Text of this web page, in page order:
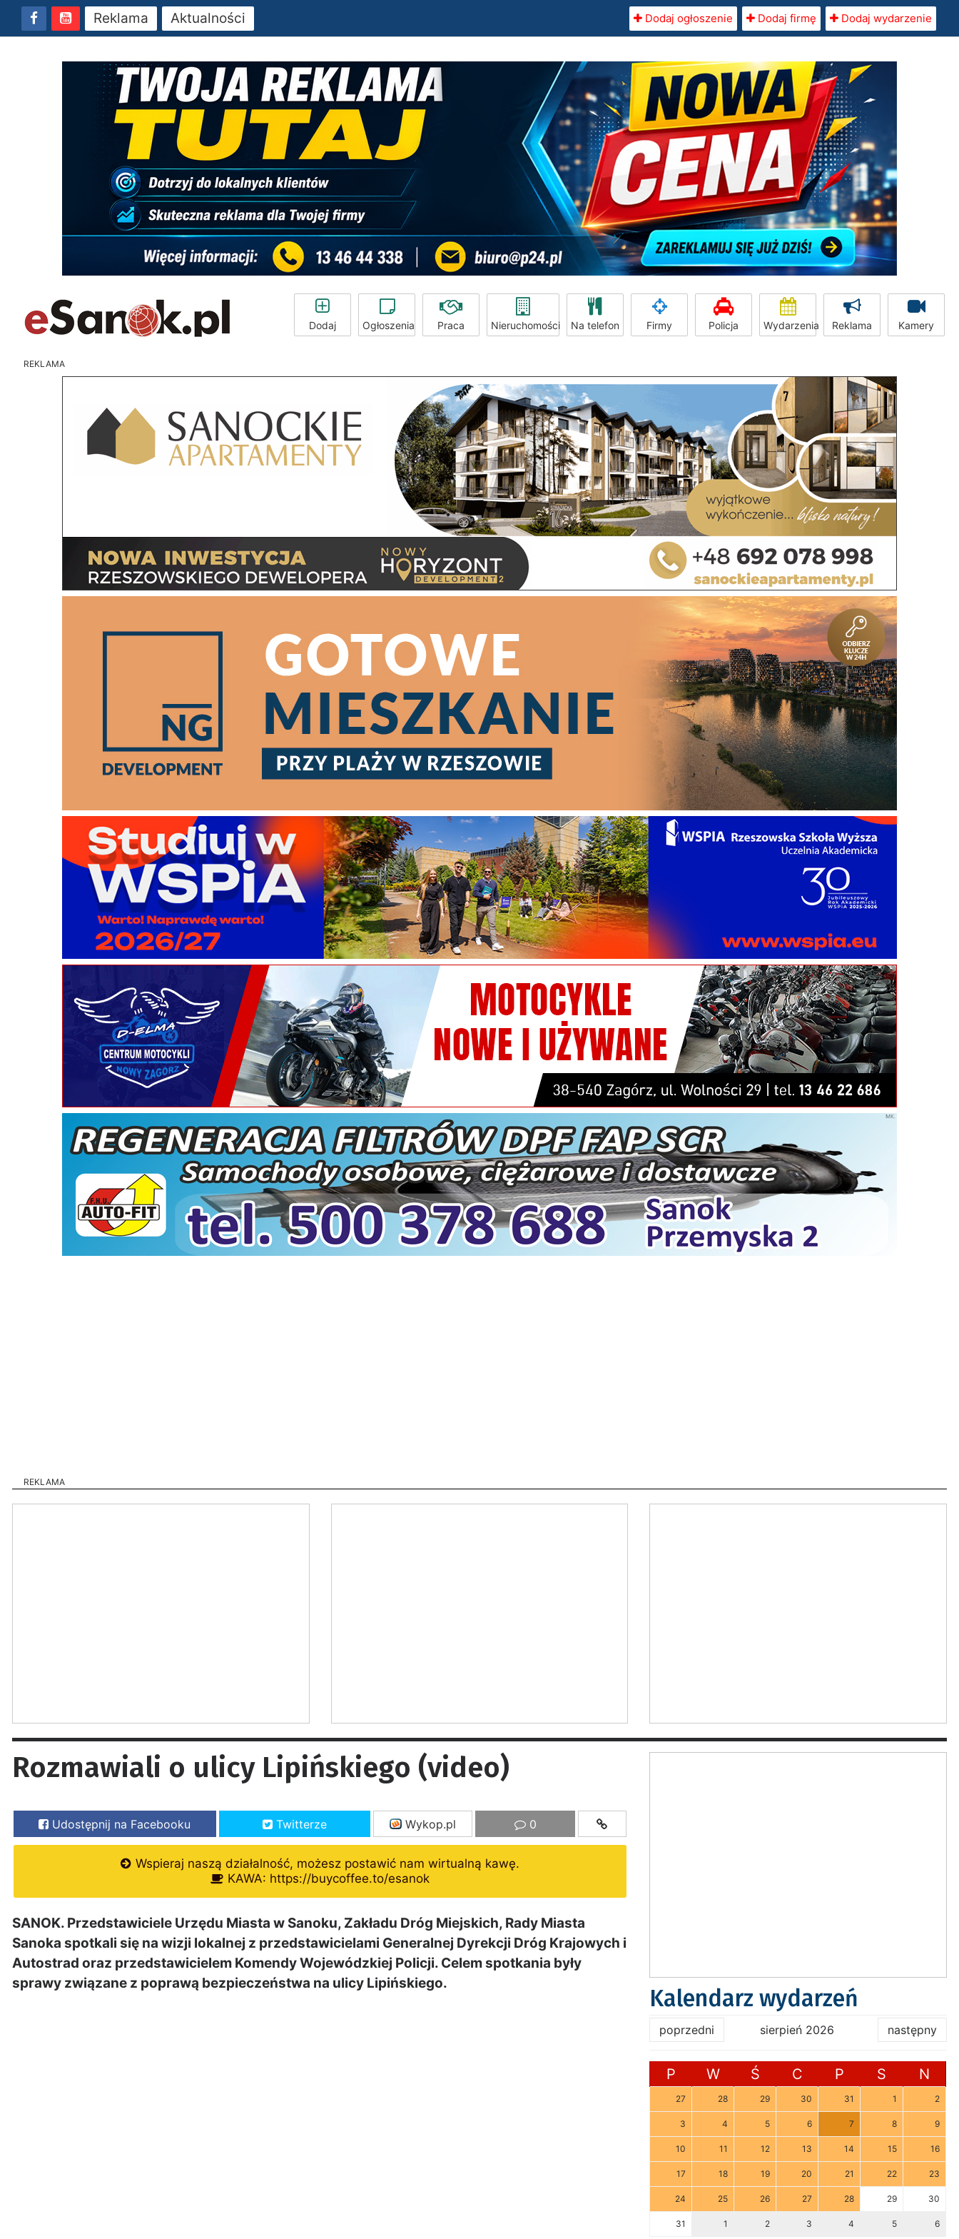
Reklama Aktualności Dodaj ogłoszenie Dodaj firmę Dodaj wydarzenie
Dodaj Ogłoszenia Praca Nieruchomości Na telefon Firmy Policja Wydarzenia Reklama Kamery
REKLAMA
REKLAMA
Rozmawiali o ulicy Lipińskiego (video)
Udostępnij na Facebooku Twitterze Wykop.pl 0
Wspieraj naszą działalność, możesz postawić nam wirtualną kawę.
KAWA: https://buycoffee.to/esanok
SANOK. Przedstawiciele Urzędu Miasta w Sanoku, Zakładu Dróg Miejskich, Rady Miasta
Sanoka spotkali się na wizji lokalnej z przedstawicielami Generalnej Dyrekcji Dróg Krajowych i
Autostrad oraz przedstawicielem Komendy Wojewódzkiej Policji. Celem spotkania były
sprawy związane z poprawą bezpieczeństwa na ulicy Lipińskiego.
Kalendarz wydarzeń
poprzedni sierpień 2026 następny
P W Ś C P S N
27 28 29 30 31 1 2
3 4 5 6 7 8 9
10 11 12 13 14 15 16
17 18 19 20 21 22 23
24 25 26 27 28 29 30
31 1 2 3 4 5 6